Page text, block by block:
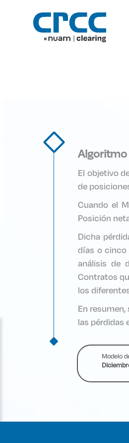
El objetivo
de
Cuando el
Posición
Dicha
días o cinco
análisis de
Contratos
los
En
las pérdidas
Modelo